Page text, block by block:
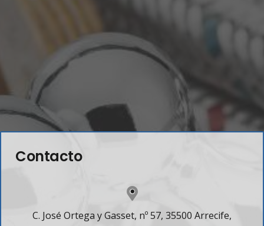
Contacto
C. José Ortega y Gasset, nº 57, 35500 Arrecife,